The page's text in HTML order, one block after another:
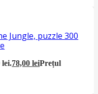
Jungle, puzzle 300
lei.78,00leiPrețul